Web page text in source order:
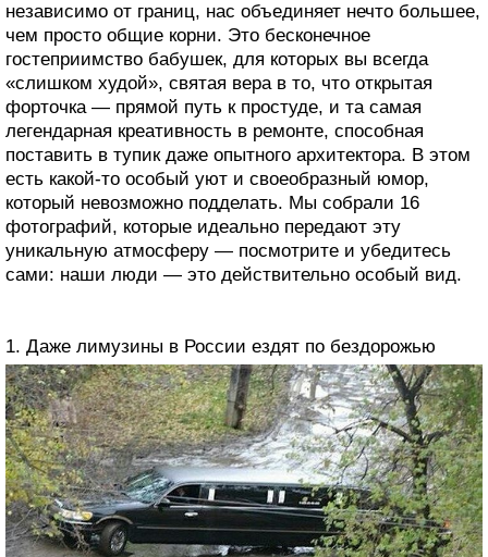
независимо от границ, нас объединяет нечто большее,
чем просто общие корни. Это бесконечное
гостеприимство бабушек, для которых вы всегда
«слишком худой», святая вера в то, что открытая
форточка — прямой путь к простуде, и та самая
легендарная креативность в ремонте, способная
поставить в тупик даже опытного архитектора. В этом
есть какой-то особый уют и своеобразный юмор,
который невозможно подделать. Мы собрали 16
фотографий, которые идеально передают эту
уникальную атмосферу — посмотрите и убедитесь
сами: наши люди — это действительно особый вид.
1. Даже лимузины в России ездят по бездорожью